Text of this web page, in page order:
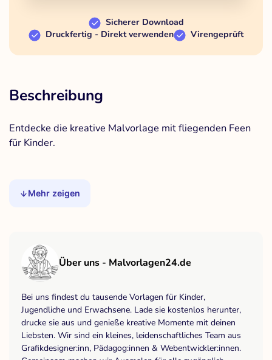
Sicherer Download
Druckfertig - Direkt verwenden
Virengeprüft
Beschreibung
Entdecke die kreative Malvorlage mit fliegenden Feen
für Kinder.
Mehr zeigen
Über uns - Malvorlagen24.de
Bei uns findest du tausende Vorlagen für Kinder,
Jugendliche und Erwachsene. Lade sie kostenlos herunter,
drucke sie aus und genieße kreative Momente mit deinen
Liebsten. Wir sind ein kleines, leidenschaftliches Team aus
Grafikdesigner:inn, Pädagog:innen & Webentwickler:innen.